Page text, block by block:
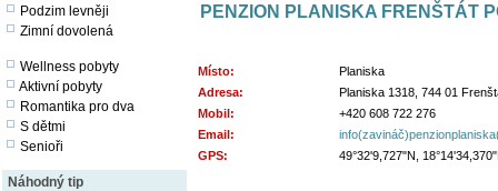
Podzim levněji
Zimní dovolená
Wellness pobyty
Aktivní pobyty
Romantika pro dva
S dětmi
Senioři
Náhodný tip
PENZION PLANISKA FRENŠTÁT
Místo:
Planiska
Adresa:
Planiska 1318, 744 01
Mobil:
+420 608 722 276
Email:
GPS:
49°32'9,727"N,